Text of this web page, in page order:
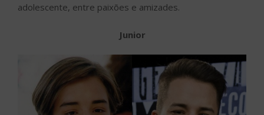
adolescente, entre paixões e amizades.
Junior